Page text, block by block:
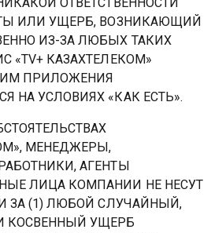
ИЛИ УЩЕРБ, ВОЗНИКАЮЩИЙ
ИЗ-ЗА ЛЮБЫХ ТАКИХ
«TV+ КАЗАХТЕЛЕКОМ»
ПРИЛОЖЕНИЯ
НА УСЛОВИЯХ «КАК ЕСТЬ».
МЕНЕДЖЕРЫ,
АГЕНТЫ
ЛИЦА КОМПАНИИ НЕ НЕСУТ
ЗА (1) ЛЮБОЙ СЛУЧАЙНЫЙ,
КОСВЕННЫЙ УЩЕРБ